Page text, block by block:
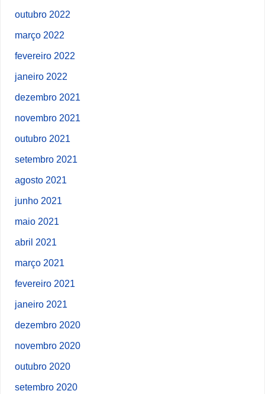
outubro 2022
março 2022
fevereiro 2022
janeiro 2022
dezembro 2021
novembro 2021
outubro 2021
setembro 2021
agosto 2021
junho 2021
maio 2021
abril 2021
março 2021
fevereiro 2021
janeiro 2021
dezembro 2020
novembro 2020
outubro 2020
setembro 2020